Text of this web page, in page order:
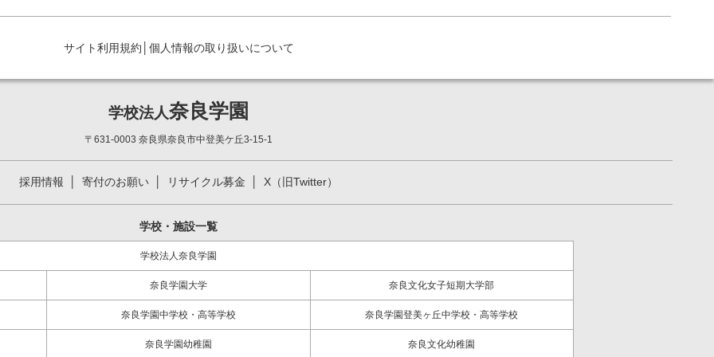
サイト利用規約 個人情報の取り扱いについて
学校法人奈良学園
〒631-0003 奈良県奈良市中登美ケ丘3-15-1
採用情報 寄付のお願い リサイクル募金 X（旧Twitter）
学校・施設一覧
学校法人奈良学園
奈良学園大学 奈良文化女子短期大学部
奈良学園中学校・高等学校 奈良学園登美ヶ丘中学校・高等学校
奈良学園幼稚園 奈良文化幼稚園